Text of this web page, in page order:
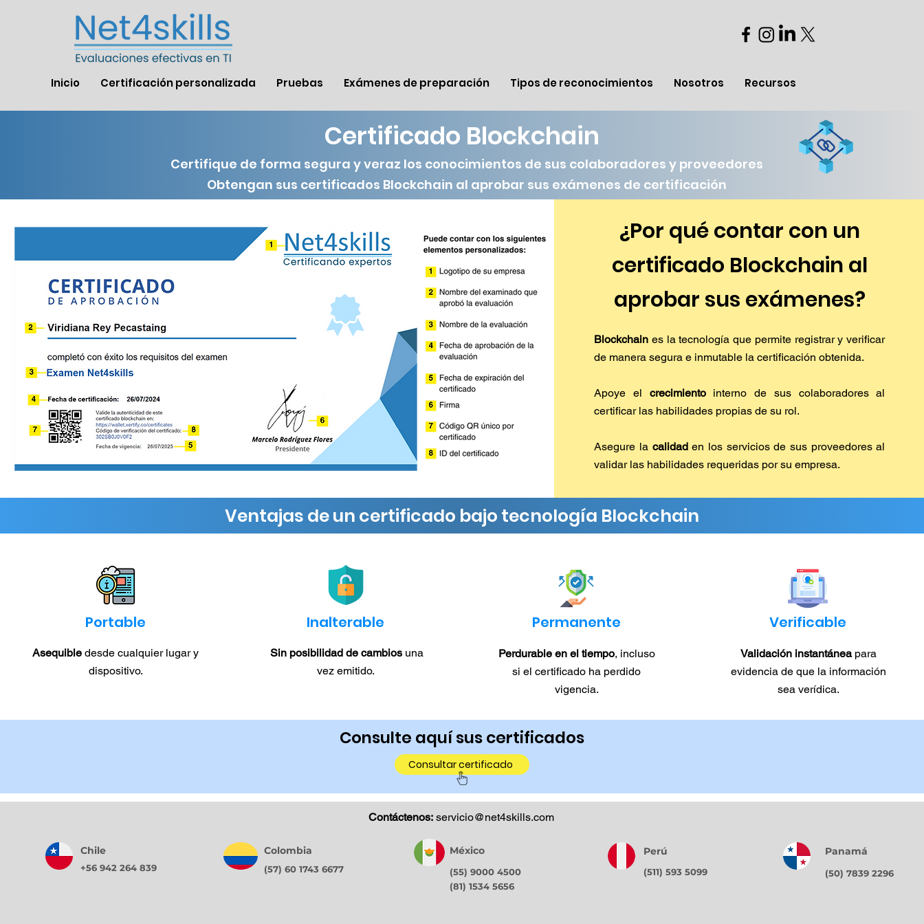
Inicio Certificación personalizada Pruebas Exámenes de preparación Tipos de reconocimientos Nosotros Recursos
Certificado Blockchain
Certifique de forma segura y veraz los conocimientos de sus colaboradores y proveedores
Obtengan sus certificados Blockchain al aprobar sus exámenes de certificación
¿Por qué contar con un
certificado Blockchain al
aprobar sus exámenes?
Blockchain es la tecnología que permite registrar y verificar
de manera segura e inmutable la certificación obtenida.
Apoye el crecimiento interno de sus colaboradores al
certificar las habilidades propias de su rol.
Asegure la calidaden los servicios de sus proveedores al
validar las habilidades requeridas por su empresa.
Ventajas de un certificado bajo tecnología Blockchain
Portable
Asequibledesde cualquier lugar y
dispositivo.
Inalterable
Sin posibilidad de cambios una
vez emitido.
Permanente
Perdurable en el tiempo, incluso
si el certificado ha perdido
vigencia.
Verificable
Validación instantáneapara
evidencia de que la información
sea verídica.
Consulte aquí sus certificados
Consultar certificado
Contáctenos: servicio@net4skills.com
Chile
+56 942 264 839
Colombia
(57) 60 1743 6677
México
(55) 9000 4500
(81) 1534 5656
Perú
(511) 593 5099
Panamá
(50) 7839 2296